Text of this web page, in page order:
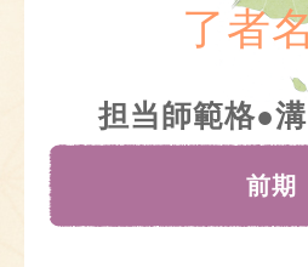
了者
担当師範格●
前期